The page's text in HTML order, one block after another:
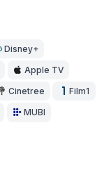
Disney+
Apple TV
Cinetree Film1
MUBI